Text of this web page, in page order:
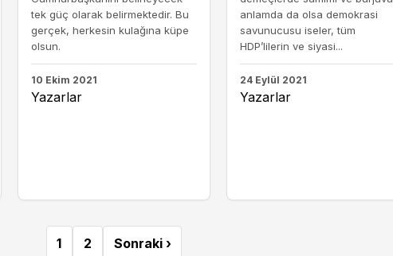
tek güç olarak belirmektedir. Bu
gerçek, herkesin kulağına küpe
olsun.
10 Ekim 2021
Yazarlar
anlamda da olsa demokrasi
savunucusu iseler, tüm
HDP’lilerin ve siyasi...
24 Eylül 2021
Yazarlar
1 2 Sonraki ›